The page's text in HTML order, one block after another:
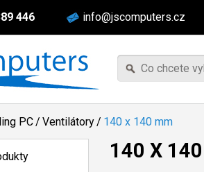
446 info@jscomputers.cz
PC/ Ventilátory/ 140 x 140 mm
140 X